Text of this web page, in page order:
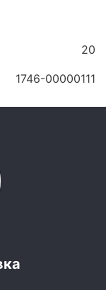
20
1746-00000111